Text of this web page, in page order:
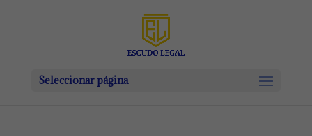
Seleccionar página